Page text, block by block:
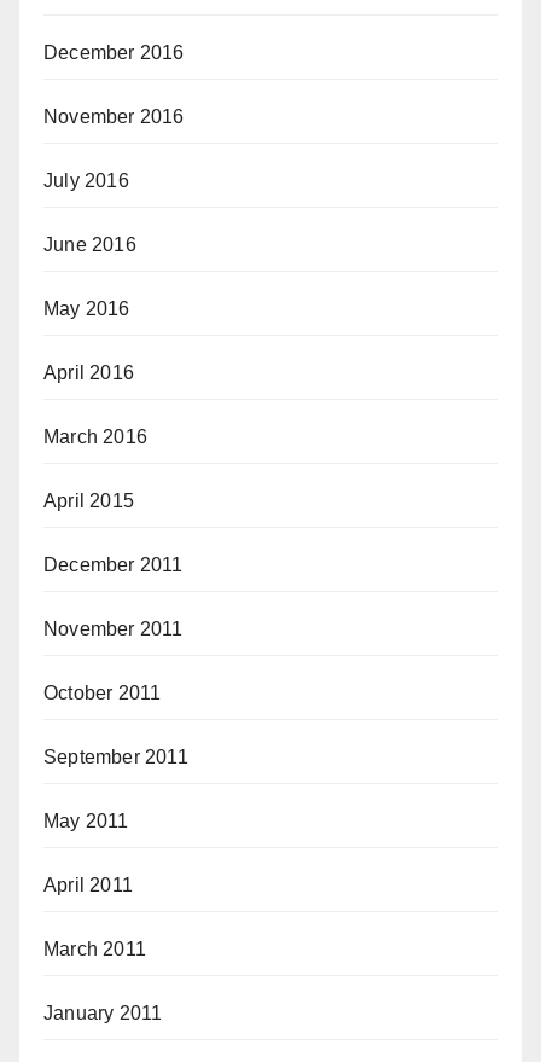
December 2016
November 2016
July 2016
June 2016
May 2016
April 2016
March 2016
April 2015
December 2011
November 2011
October 2011
September 2011
May 2011
April 2011
March 2011
January 2011